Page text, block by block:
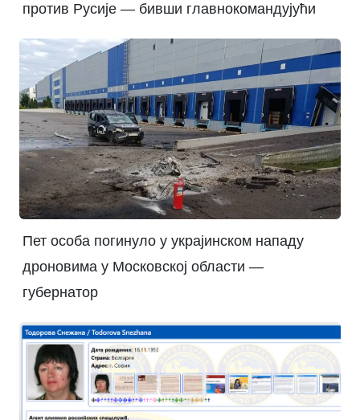
против Русије — бивши главнокомандујући
Пет особа погинуло у украјинском нападу
дроновима у Московској области —
губернатор